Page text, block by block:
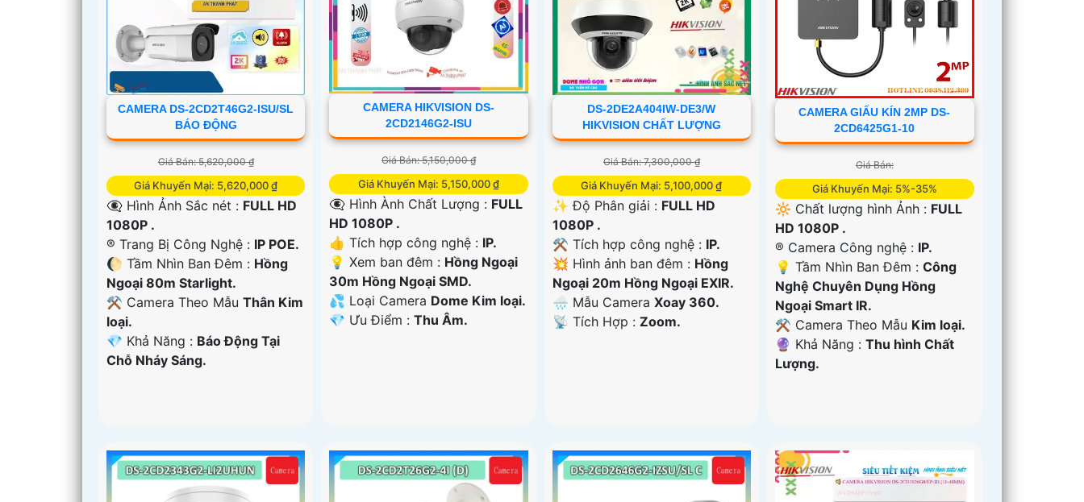
CAMERA DS-2CD2T46G2-ISU/SL
BÁO ĐỘNG
Giá Bán: 5,620,000 ₫
Giá Khuyến Mại: 5,620,000 ₫
👁️‍🗨 Hình Ảnh Sắc nét : FULL HD
1080P .
®️ Trang Bị Công Nghệ : IP POE.
🌔 Tầm Nhìn Ban Đêm : Hồng
Ngoại 80m Starlight.
⚒ Camera Theo Mẫu Thân Kim
loại.
️💎 Khả Năng : Báo Động Tại
Chỗ Nháy Sáng.
CAMERA HIKVISION DS-
2CD2146G2-ISU
Giá Bán: 5,150,000 ₫
Giá Khuyến Mại: 5,150,000 ₫
👁️‍🗨 Hình Ành Chất Lượng : FULL
HD 1080P .
👍 Tích hợp công nghệ : IP.
💡 Xem ban đêm : Hồng Ngoại
30m Hồng Ngoại SMD.
💦 Loại Camera Dome Kim loại.
️💎 Ưu Điểm :Thu Âm.
DS-2DE2A404IW-DE3/W
HIKVISION CHẤT LƯỢNG
Giá Bán: 7,300,000 ₫
Giá Khuyến Mại: 5,100,000 ₫
✨ Độ Phân giải : FULL HD
1080P .
⚒ Tích hợp công nghệ : IP.
💥 Hình ảnh ban đêm : Hồng
Ngoại 20m Hồng Ngoại EXIR.
🌧️ Mẫu Camera Xoay 360.
️📡 Tích Hợp : Zoom.
CAMERA GIẤU KÍN 2MP DS-
2CD6425G1-10
Giá Bán:
Giá Khuyến Mại: 5%-35%
🔆 Chất lượng hình Ảnh : FULL
HD 1080P .
®️ Camera Công nghệ : IP.
💡 Tầm Nhìn Ban Đêm :Công
Nghệ Chuyên Dụng Hồng
Ngoại Smart IR.
⚒ Camera Theo Mẫu Kim loại.
️🔮 Khả Năng :Thu hình Chất
Lượng.